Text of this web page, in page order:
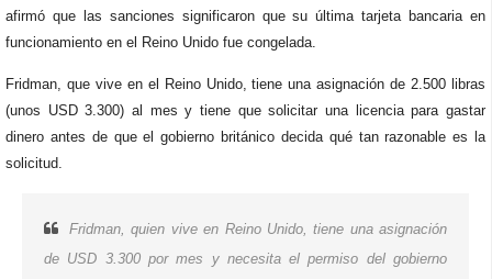
afirmó que las sanciones significaron que su última tarjeta bancaria en
funcionamiento en el Reino Unido fue congelada.
Fridman, que vive en el Reino Unido, tiene una asignación de 2.500 libras
(unos USD 3.300) al mes y tiene que solicitar una licencia para gastar
dinero antes de que el gobierno británico decida qué tan razonable es la
solicitud.
Fridman, quien vive en Reino Unido, tiene una asignación
de USD 3.300 por mes y necesita el permiso del gobierno